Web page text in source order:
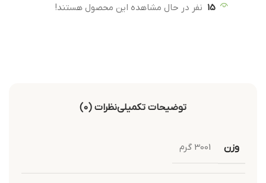
15 نفر در حال مشاهده این محصول هستند!
توضیحات تکمیلینظرات (0)
وزن 3001 گرم